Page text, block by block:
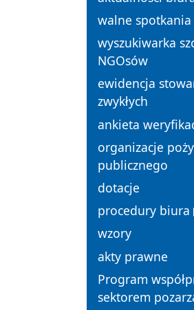
walne
wyszukiwarka
NGOsów
ewidencja
zwykłych
ankieta
organizacje
publicznego
dotacje
procedury biura
wzory
akty prawne
Program
sektorem